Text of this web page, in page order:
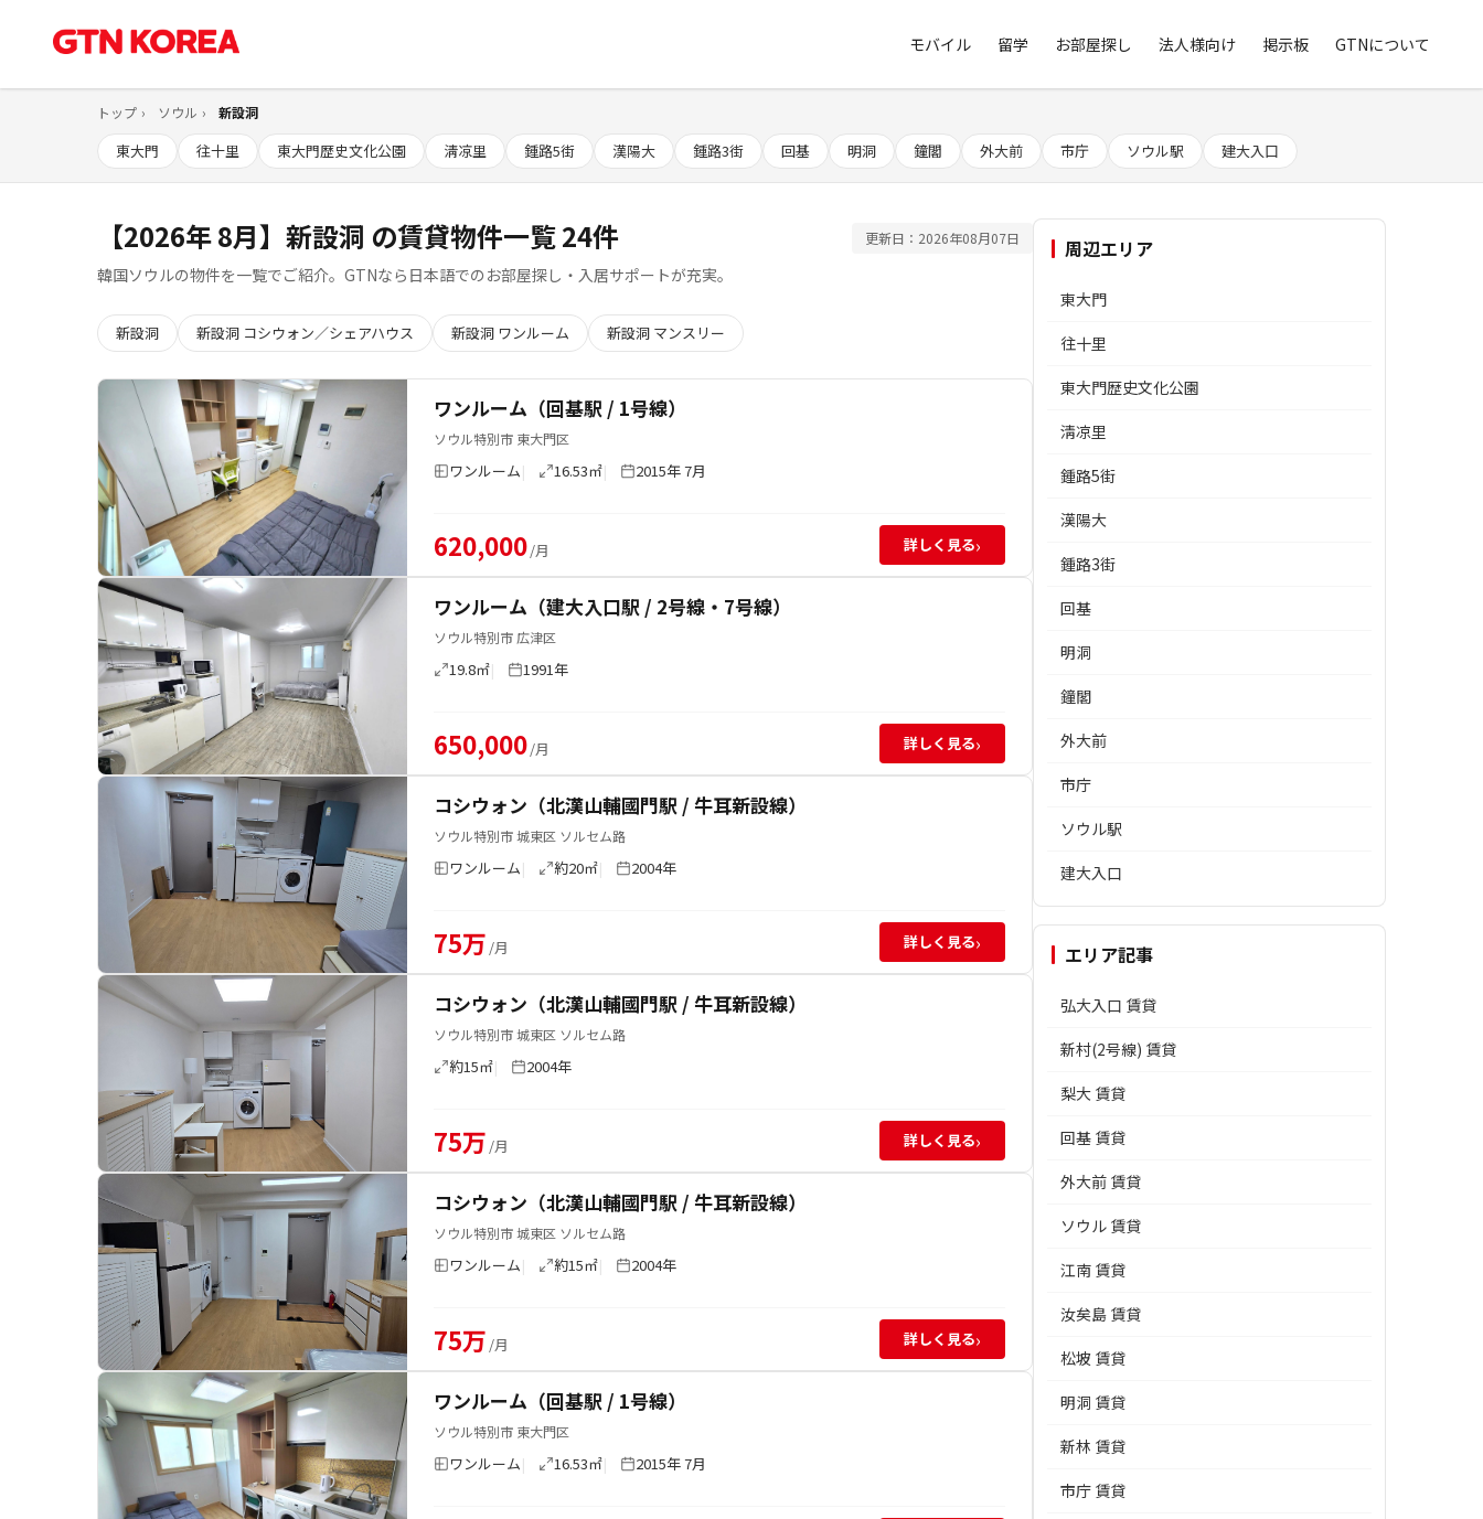
モバイル 留学 お部屋探し 法人様向け 掲示板 GTNについて
トップ ソウル 新設洞
東大門 往十里 東大門歴史文化公園 淸凉里 鍾路5街 漢陽大 鍾路3街 回基 明洞 鐘閣 外大前 市庁 ソウル駅 建大入口
【2026年 8月】新設洞 の賃貸物件一覧 24件
韓国ソウルの物件を一覧でご紹介。GTNなら日本語でのお部屋探し・入居サポートが充実。
更新日：2026年08月07日
新設洞 新設洞 コシウォン／シェアハウス 新設洞 ワンルーム 新設洞 マンスリー
ワンルーム（回基駅 / 1号線）
ソウル特別市 東大門区
ワンルーム 16.53㎡ 2015年 7月
620,000/月 詳しく見る›
ワンルーム（建大入口駅 / 2号線・7号線）
ソウル特別市 広津区
19.8㎡ 1991年
650,000/月 詳しく見る›
コシウォン（北漢山輔國門駅 / 牛耳新設線）
ソウル特別市 城東区 ソルセム路
ワンルーム 約20㎡ 2004年
75万 /月 詳しく見る›
コシウォン（北漢山輔國門駅 / 牛耳新設線）
ソウル特別市 城東区 ソルセム路
約15㎡ 2004年
75万 /月 詳しく見る›
コシウォン（北漢山輔國門駅 / 牛耳新設線）
ソウル特別市 城東区 ソルセム路
ワンルーム 約15㎡ 2004年
75万 /月 詳しく見る›
ワンルーム（回基駅 / 1号線）
ソウル特別市 東大門区
ワンルーム 16.53㎡ 2015年 7月
周辺エリア
東大門
往十里
東大門歴史文化公園
淸凉里
鍾路5街
漢陽大
鍾路3街
回基
明洞
鐘閣
外大前
市庁
ソウル駅
建大入口
エリア記事
弘大入口 賃貸
新村(2号線) 賃貸
梨大 賃貸
回基 賃貸
外大前 賃貸
ソウル 賃貸
江南 賃貸
汝矣島 賃貸
松坡 賃貸
明洞 賃貸
新林 賃貸
市庁 賃貸